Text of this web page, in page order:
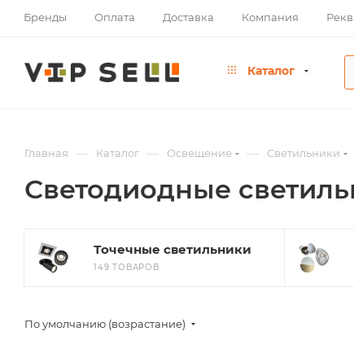
Бренды Оплата Доставка Компания
Каталог
Главная — Каталог — Освещение — Светильники
Светодиодные
Точечные светильники
149 ТОВАРОВ
По умолчанию (возрастание)